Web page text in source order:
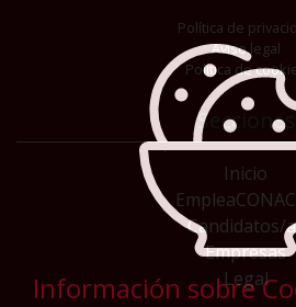
Política de
Aviso legal
Política de
Secciones
Inicio
Candidatos/
Empresas
Legal
Información sobre